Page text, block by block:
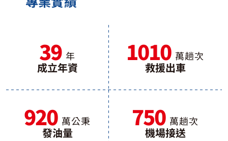
39
成立年資
1010
救援出車
920
發油量
750
機場接送